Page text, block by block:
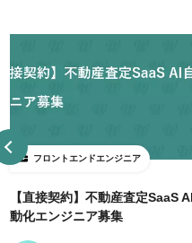
フロントエンドエンジニア
【直接契約】不動産査定SaaS
動化エンジニア募集